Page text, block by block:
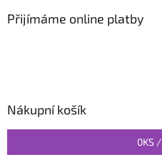
Přijímáme online platby
Nákupní košík
0KS /